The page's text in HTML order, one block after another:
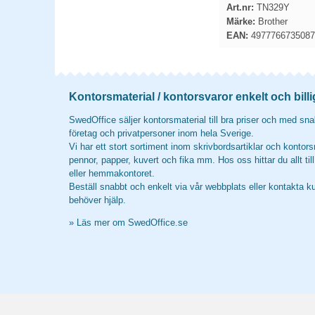
Art.nr: TN329Y
Märke: Brother
EAN: 4977766735087
Kontorsmaterial / kontorsvaror enkelt och
SwedOffice säljer kontorsmaterial till bra priser och med
företag och privatpersoner inom hela Sverige.
Vi har ett stort sortiment inom skrivbordsartiklar och
pennor, papper, kuvert och fika mm. Hos oss hittar du allt
eller hemmakontoret.
Beställ snabbt och enkelt via vår webbplats eller kontakta
behöver hjälp.
» Läs mer om SwedOffice.se